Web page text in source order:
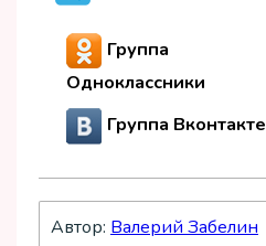
Группа
Одноклассники
Группа Вконтакте
Автор: Валерий Забелин